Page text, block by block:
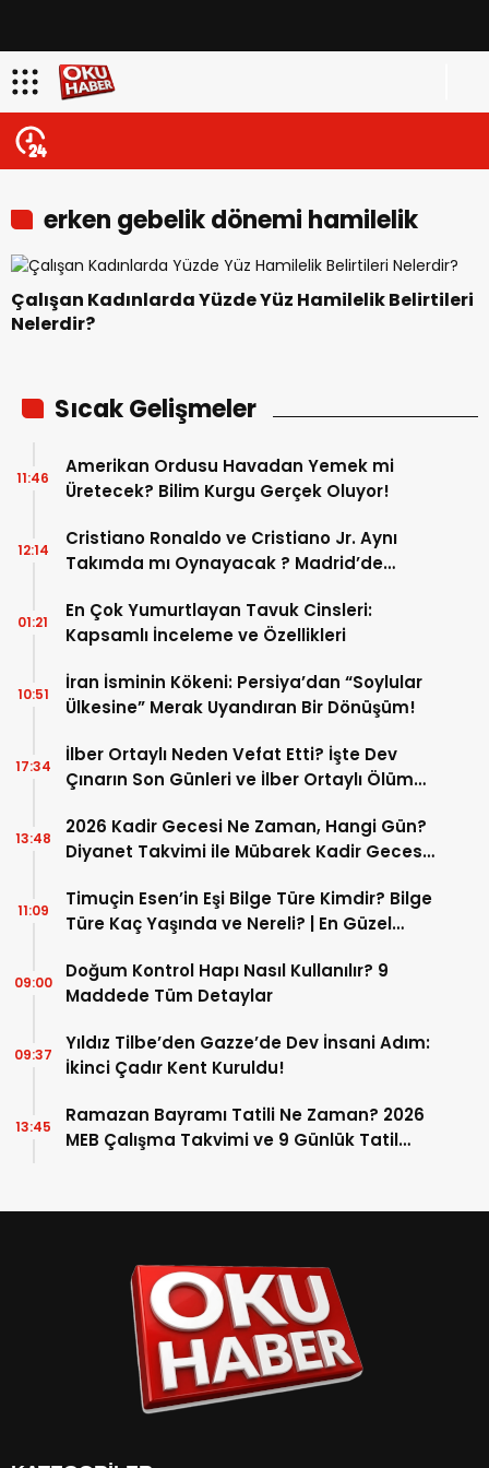
erken gebelik dönemi hamilelik
belirtileri
Çalışan Kadınlarda Yüzde Yüz Hamilelik Belirtileri
Nelerdir?
Sıcak Gelişmeler
Amerikan Ordusu Havadan Yemek mi
Üretecek? Bilim Kurgu Gerçek Oluyor!
11:46
Cristiano Ronaldo ve Cristiano Jr. Aynı
Takımda mı Oynayacak ? Madrid’de
12:14
En Çok Yumurtlayan Tavuk Cinsleri:
Kapsamlı İnceleme ve Özellikleri
01:21
İran İsminin Kökeni: Persiya’dan “Soylular
Ülkesine” Merak Uyandıran Bir Dönüşüm!
10:51
İlber Ortaylı Neden Vefat Etti? İşte Dev
Çınarın Son Günleri ve İlber Ortaylı Ölüm
17:34
2026 Kadir Gecesi Ne Zaman, Hangi Gün?
Diyanet Takvimi ile Mübarek Kadir Gecesi
13:48
Timuçin Esen’in Eşi Bilge Türe Kimdir? Bilge
Türe Kaç Yaşında ve Nereli? | En Güzel
11:09
Doğum Kontrol Hapı Nasıl Kullanılır? 9
Maddede Tüm Detaylar
09:00
Yıldız Tilbe’den Gazze’de Dev İnsani Adım:
İkinci Çadır Kent Kuruldu!
09:37
Ramazan Bayramı Tatili Ne Zaman? 2026
MEB Çalışma Takvimi ve 9 Günlük Tatil
13:45